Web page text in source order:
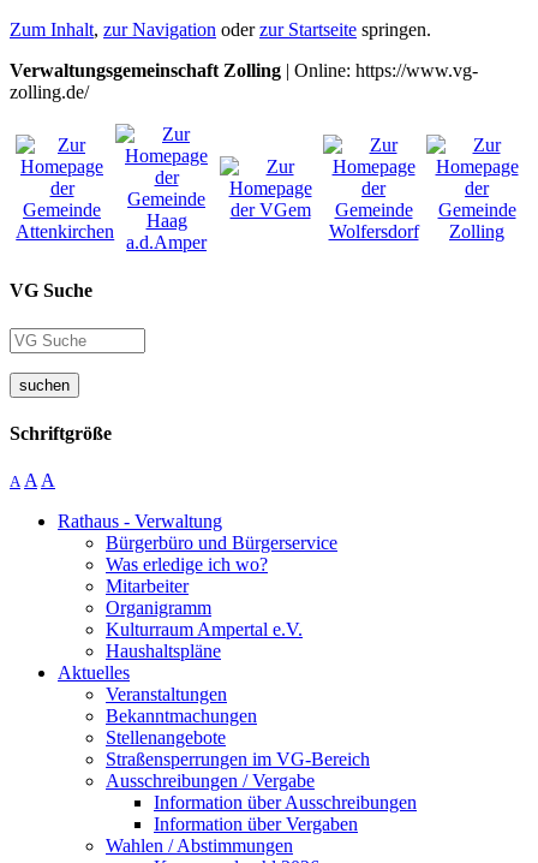
Zum Inhalt, zur Navigation oderzur Startseite springen.
Verwaltungsgemeinschaft Zolling | Online: https://www.vg-
zolling.de/
VG Suche
suchen
Schriftgröße
A A A
Rathaus - Verwaltung
Bürgerbüro und Bürgerservice
Was erledige ich wo?
Mitarbeiter
Organigramm
Kulturraum Ampertal e.V.
Haushaltspläne
Aktuelles
Veranstaltungen
Bekanntmachungen
Stellenangebote
Straßensperrungen im VG-Bereich
Ausschreibungen / Vergabe
Information über Ausschreibungen
Information über Vergaben
Wahlen / Abstimmungen